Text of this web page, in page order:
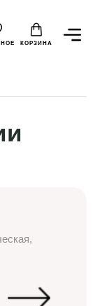
КОРЗИНА